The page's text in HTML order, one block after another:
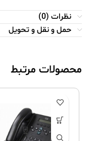
نظرات (0)
حمل و نقل و تحویل
محصولات مرتبط